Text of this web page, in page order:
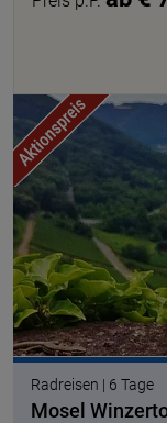
Radreisen | 6 Tage
Mosel